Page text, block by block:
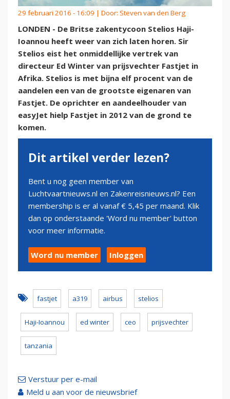
29 februari 2016 - 16:09 | Door: Steven van den Berg
LONDEN - De Britse zakentycoon Stelios Haji-
Ioannou heeft weer van zich laten horen. Sir
Stelios eist het onmiddellijke vertrek van
directeur Ed Winter van prijsvechter Fastjet in
Afrika. Stelios is met bijna elf procent van de
aandelen een van de grootste eigenaren van
Fastjet. De oprichter en aandeelhouder van
easyJet hielp Fastjet in 2012 van de grond te
komen.
Dit artikel verder lezen?
Bent u nog geen member van
Luchtvaartnieuws.nl en Zakenreisnieuws.nl? Een
membership is er al vanaf € 5,45 per maand. Klik
dan op onderstaande 'Word nu member' button
voor meer informatie.
Word nu member Inloggen
fastjet a319 airbus stelios
Haji-Ioannou ed winter ceo prijsvechter
tanzania
Verstuur per e-mail
Meld u aan voor de nieuwsbrief